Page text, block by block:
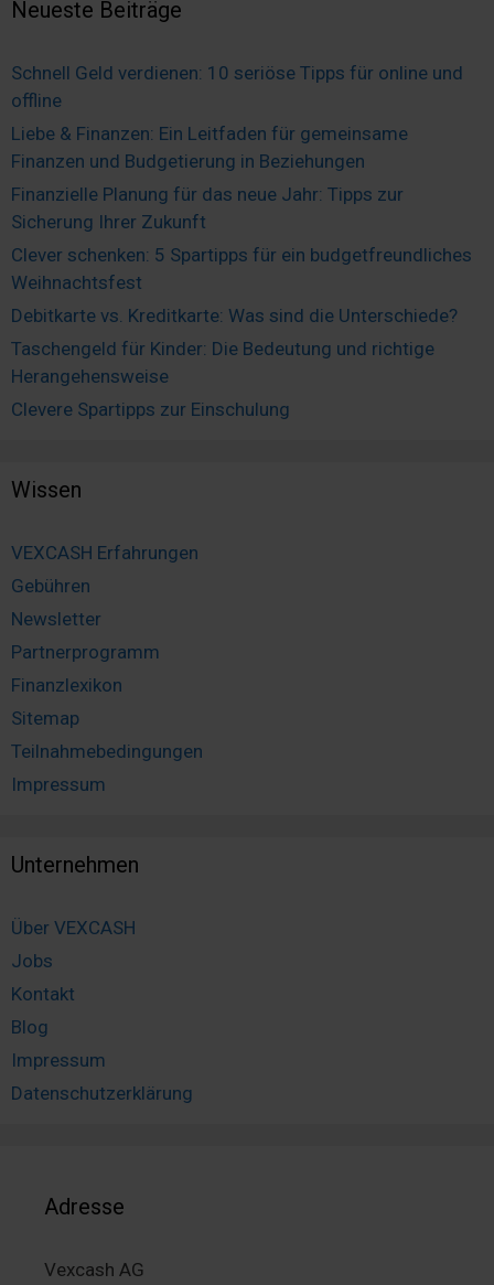
Neueste Beiträge
Schnell Geld verdienen: 10 seriöse Tipps für online und
offline
Liebe & Finanzen: Ein Leitfaden für gemeinsame
Finanzen und Budgetierung in Beziehungen
Finanzielle Planung für das neue Jahr: Tipps zur
Sicherung Ihrer Zukunft
Clever schenken: 5 Spartipps für ein budgetfreundliches
Weihnachtsfest
Debitkarte vs. Kreditkarte: Was sind die Unterschiede?
Taschengeld für Kinder: Die Bedeutung und richtige
Herangehensweise
Clevere Spartipps zur Einschulung
Wissen
VEXCASH Erfahrungen
Gebühren
Newsletter
Partnerprogramm
Finanzlexikon
Sitemap
Teilnahmebedingungen
Impressum
Unternehmen
Über VEXCASH
Jobs
Kontakt
Blog
Impressum
Datenschutzerklärung
Adresse
Vexcash AG